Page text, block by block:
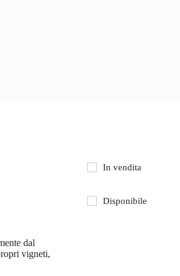
dal
vigneti,
In vendita
Disponibile